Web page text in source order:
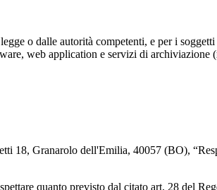
o dalle autorità competenti, e per i
web application e servizi di archiviazione
18, Granarolo dell'Emilia, 40057 (BO),
quanto previsto dal citato art. 28 del